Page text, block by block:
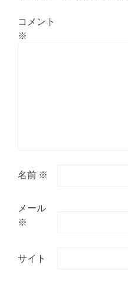
コメント
※
名前 ※
メール
※
サイト